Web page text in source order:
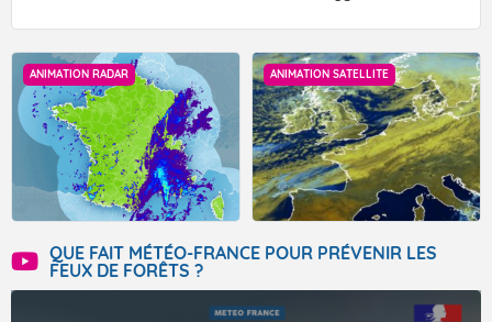
ANIMATION RADAR ANIMATION SATELLITE
QUE FAIT MÉTÉO-FRANCE POUR PRÉVENIR LES
FEUX DE FORÊTS ?